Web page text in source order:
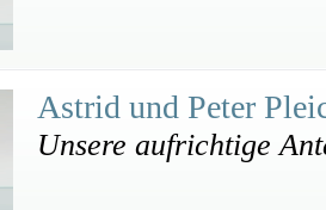
Astrid und Peter
Unsere aufrichtige